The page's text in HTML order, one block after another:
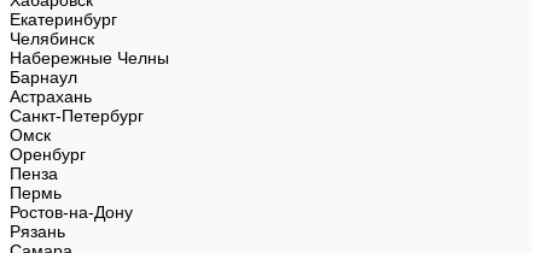
Екатеринбург
Челябинск
Набережные Челны
Барнаул
Астрахань
Санкт-Петербург
Омск
Оренбург
Пенза
Пермь
Ростов-на-Дону
Рязань